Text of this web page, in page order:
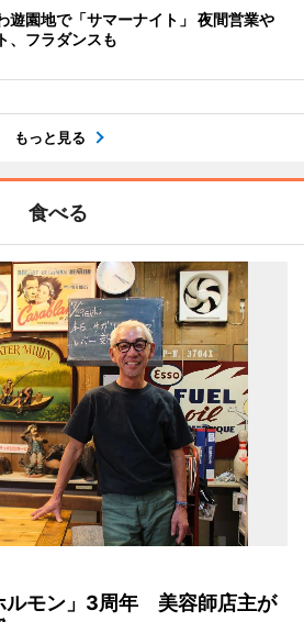
遊園地で「サマーナイト」 夜間営業や
、フラダンスも
もっと見る
食べる
ルモン」3周年 美容師店主が